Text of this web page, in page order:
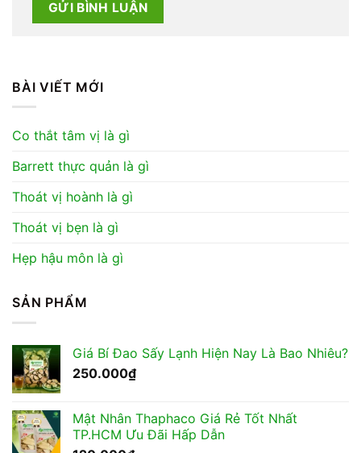
BÀI VIẾT MỚI
Co thắt tâm vị là gì
Barrett thực quản là gì
Thoát vị hoành là gì
Thoát vị bẹn là gì
Hẹp hậu môn là gì
SẢN PHẨM
Giá Bí Đao Sấy Lạnh Hiện Nay Là Bao Nhiêu?
250.000₫
Mật Nhân Thaphaco Giá Rẻ Tốt Nhất
TP.HCM Ưu Đãi Hấp Dẫn